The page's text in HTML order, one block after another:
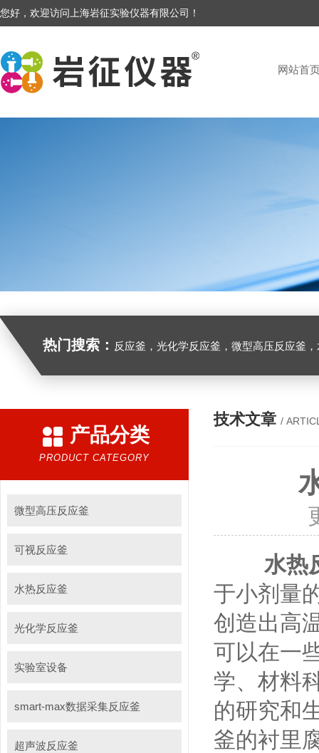
您好，欢迎访问上海岩征实验仪器有限公司！
网站首
热门搜索： 反应釜，光化学反应釜，微型高压反应釜
产品分类
PRODUCT CATEGORY
微型高压反应釜
可视反应釜
水热反应釜
光化学反应釜
实验室设备
smart-max数据采集反应釜
超声波反应釜
技术文章 /
水热
于小剂量
创造出高
可以在一
学、材料
的研究和
釜的衬里